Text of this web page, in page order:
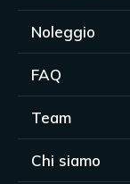
Noleggio
FAQ
Team
Chi siamo